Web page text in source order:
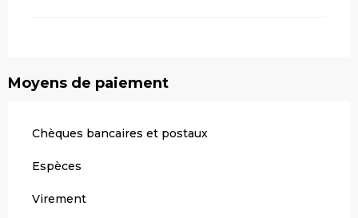
Moyens de paiement
Chèques bancaires et postaux
Espèces
Virement